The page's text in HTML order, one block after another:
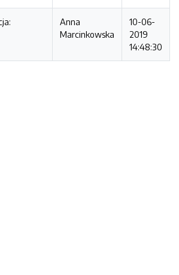
Anna
Marcinkowska
10-06-
2019
14:48:30